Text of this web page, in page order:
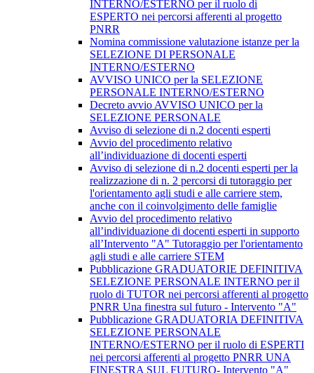
INTERNO/ESTERNO per il ruolo di
ESPERTO nei percorsi afferenti al progetto
PNRR
Nomina commissione valutazione istanze per la
SELEZIONE DI PERSONALE
INTERNO/ESTERNO
AVVISO UNICO per la SELEZIONE
PERSONALE INTERNO/ESTERNO
Decreto avvio AVVISO UNICO per la
SELEZIONE PERSONALE
Avviso di selezione di n.2 docenti esperti
Avvio del procedimento relativo
all’individuazione di docenti esperti
Avviso di selezione di n.2 docenti esperti per la
realizzazione di n. 2 percorsi di tutoraggio per
l'orientamento agli studi e alle carriere stem,
anche con il coinvolgimento delle famiglie
Avvio del procedimento relativo
all’individuazione di docenti esperti in supporto
all’Intervento "A" Tutoraggio per l'orientamento
agli studi e alle carriere STEM
Pubblicazione GRADUATORIE DEFINITIVA
SELEZIONE PERSONALE INTERNO per il
ruolo di TUTOR nei percorsi afferenti al progetto
PNRR Una finestra sul futuro - Intervento "A"
Pubblicazione GRADUATORIA DEFINITIVA
SELEZIONE PERSONALE
INTERNO/ESTERNO per il ruolo di ESPERTI
nei percorsi afferenti al progetto PNRR UNA
FINESTRA SUL FUTURO- Intervento "A"